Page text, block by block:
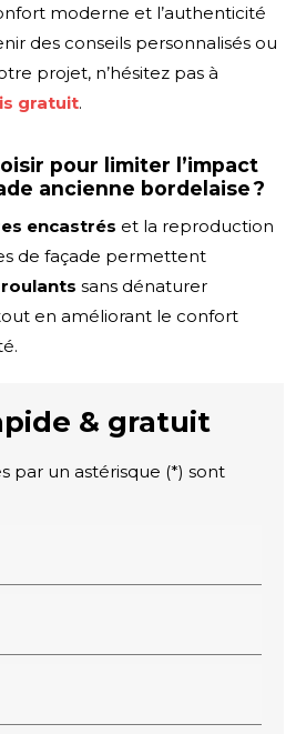
moderne et l’authenticité
des conseils personnalisés ou
projet, n’hésitez pas à
gratuit.
pour limiter l’impact
ancienne bordelaise ?
encastrés et la reproduction
de façade permettent
sans dénaturer
en améliorant le confort
& gratuit
par un astérisque (*) sont